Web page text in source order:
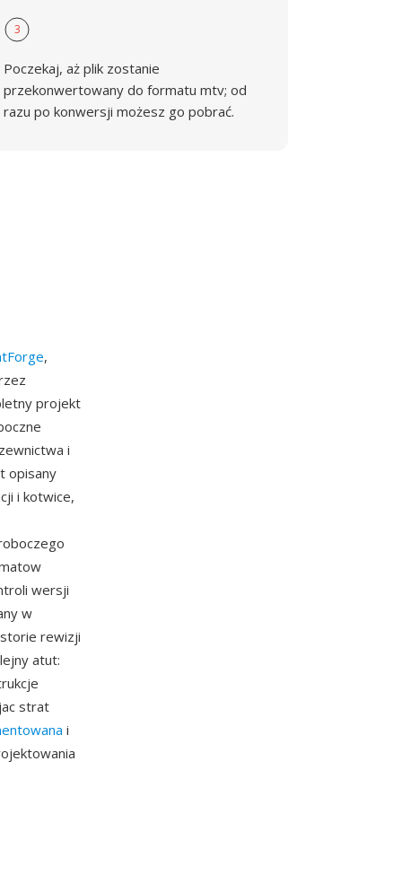
3
Poczekaj, aż plik zostanie
przekonwertowany do formatu mtv; od
razu po konwersji możesz go pobrać.
,
projekt
i
opisany
i kotwice,
wersji
w
rewizji
atut:
strat
i